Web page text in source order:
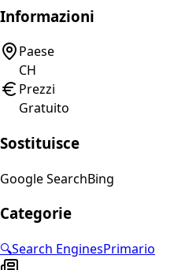
Informazioni
Paese
CH
Prezzi
Gratuito
Sostituisce
Google SearchBing
Categorie
🔍Search EnginesPrimario